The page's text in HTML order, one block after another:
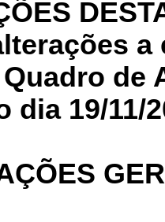
de
dia 19/11/